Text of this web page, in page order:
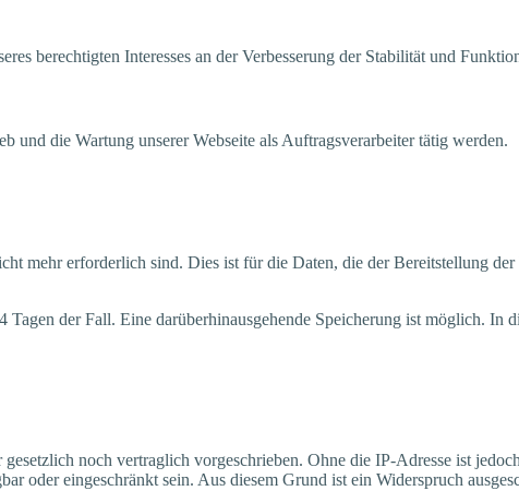
berech­tig­ten Inter­es­ses an der Ver­bes­se­rung der Sta­bi­li­tät und
und die War­tung unse­rer Web­sei­te als Auf­trags­ver­ar­bei­ter tätig werden.
mehr erfor­der­lich sind. Dies ist für die Daten, die der Bereit­stel­lung
der Fall. Eine dar­über­hin­aus­ge­hen­de Spei­che­rung ist mög­lich. In
noch ver­trag­lich vor­ge­schrie­ben. Ohne die IP-Adres­se ist
oder ein­ge­schränkt sein. Aus die­sem Grund ist ein Wider­spruch